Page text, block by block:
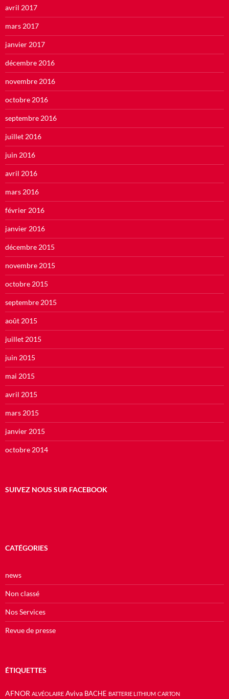
avril 2017
mars 2017
janvier 2017
décembre 2016
novembre 2016
octobre 2016
septembre 2016
juillet 2016
juin 2016
avril 2016
mars 2016
février 2016
janvier 2016
décembre 2015
novembre 2015
octobre 2015
septembre 2015
août 2015
juillet 2015
juin 2015
mai 2015
avril 2015
mars 2015
janvier 2015
octobre 2014
SUIVEZ NOUS SUR FACEBOOK
CATÉGORIES
news
Non classé
Nos Services
Revue de presse
ÉTIQUETTES
AFNOR ALVÉOLAIRE Aviva BACHE BATTERIE LITHIUM CARTON